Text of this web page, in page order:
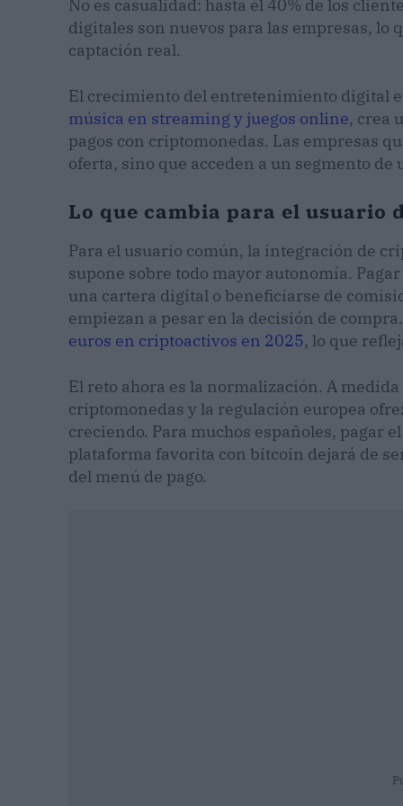
No es casualidad: hasta el 40% de los
digitales son nuevos para las empresas,
captación real.
El crecimiento del entretenimiento digital
música en streaming y juegos online, crea
pagos con criptomonedas. Las empresas
oferta, sino que acceden a un segmento
Lo que cambia para el usuario
Para el usuario común, la integración de
supone sobre todo mayor autonomía.
una cartera digital o beneficiarse de
empiezan a pesar en la decisión de compra.
euros en criptoactivos en 2025, lo que
El reto ahora es la normalización. A
criptomonedas y la regulación europea
creciendo. Para muchos españoles, pagar
plataforma favorita con bitcoin dejará de
del menú de pago.